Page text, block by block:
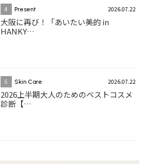
4 Present 2026.07.22
大阪に再び！「あいたい美的 in
HANKY…
5 Skin Care 2026.07.22
2026上半期大人のためのベストコスメ
診断【…